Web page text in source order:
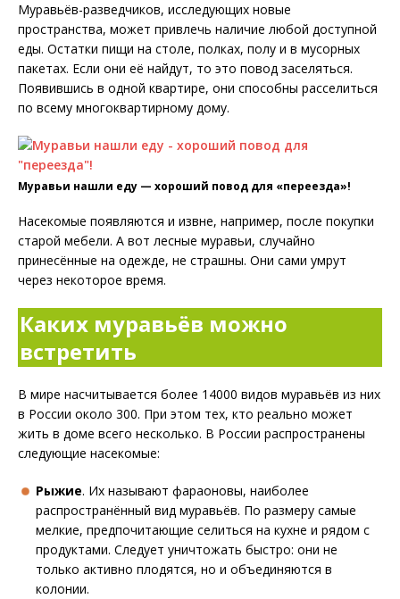
Муравьёв-разведчиков, исследующих новые
пространства, может привлечь наличие любой доступной
еды. Остатки пищи на столе, полках, полу и в мусорных
пакетах. Если они её найдут, то это повод заселяться.
Появившись в одной квартире, они способны расселиться
по всему многоквартирному дому.
Муравьи нашли еду — хороший повод для «переезда»!
Насекомые появляются и извне, например, после покупки
старой мебели. А вот лесные муравьи, случайно
принесённые на одежде, не страшны. Они сами умрут
через некоторое время.
Каких муравьёв можно
встретить
В мире насчитывается более 14000 видов муравьёв из них
в России около 300. При этом тех, кто реально может
жить в доме всего несколько. В России распространены
следующие насекомые:
Рыжие. Их называют фараоновы, наиболее
распространённый вид муравьёв. По размеру самые
мелкие, предпочитающие селиться на кухне и рядом с
продуктами. Следует уничтожать быстро: они не
только активно плодятся, но и объединяются в
колонии.